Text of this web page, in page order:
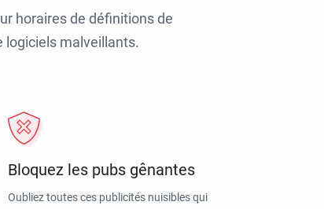
horaires de définitions de
logiciels malveillants.
Bloquez les pubs gênantes
Oubliez toutes ces publicités nuisibles qui